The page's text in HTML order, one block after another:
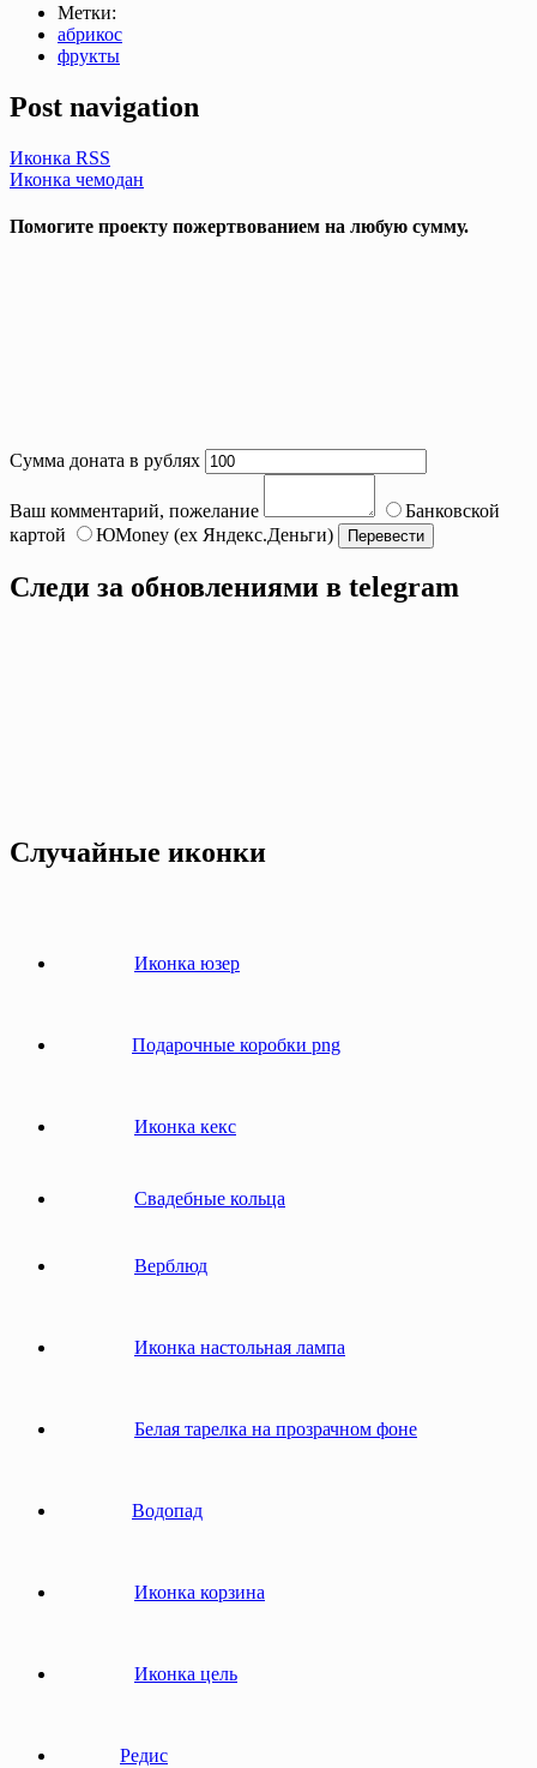
Метки:
абрикос
фрукты
Post navigation
Иконка RSS
Иконка чемодан
Помогите проекту пожертвованием на любую сумму.
Сумма доната в рублях
Ваш комментарий, пожелание
Банковской
картой
ЮMoney (ex Яндекс.Деньги)
Следи за обновлениями в telegram
Случайные иконки
Иконка юзер
Подарочные коробки png
Иконка кекс
Свадебные кольца
Верблюд
Иконка настольная лампа
Белая тарелка на прозрачном фоне
Водопад
Иконка корзина
Иконка цель
Редис